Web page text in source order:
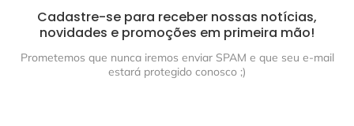
Cadastre-se para receber nossas notícias,
novidades e promoções em primeira mão!
Prometemos que nunca iremos enviar SPAM e que seu e-mail
estará protegido conosco ;)